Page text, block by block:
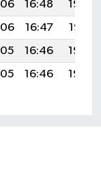
16:48
19:48
16:47
19:47
16:46
19:45
16:46 19:44